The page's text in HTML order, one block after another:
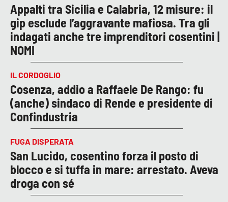
Appalti tra Sicilia e Calabria, 12 misure: il
gip esclude l’aggravante mafiosa. Tra gli
indagati anche tre imprenditori cosentini |
NOMI
IL CORDOGLIO
Cosenza, addio a Raffaele De Rango: fu
(anche) sindaco di Rende e presidente di
Confindustria
FUGA DISPERATA
San Lucido, cosentino forza il posto di
blocco e si tuffa in mare: arrestato. Aveva
droga con sé